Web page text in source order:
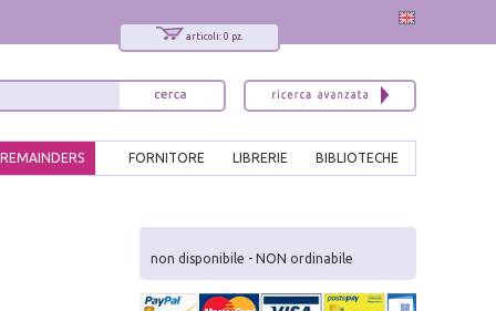
articoli: 0 pz.
BIBLIOTECHE
LIBRERIE
FORNITORE
REMAINDERS
non disponibile - NON ordinabile
x
Interessato ai nostri libri?
Allora iscriviti alla nostra newsletter!